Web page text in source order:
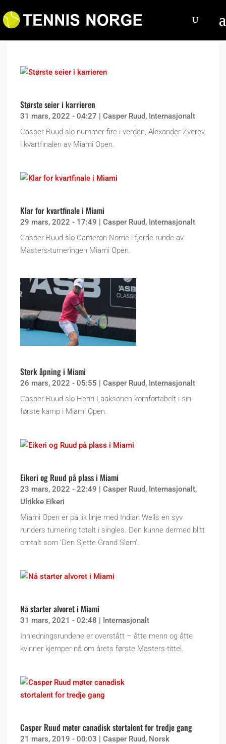
Største seier i karrieren
31 mars, 2022 - 04:27 | Casper Ruud, Internasjonalt
Casper Ruud slo nummer fire i verden, Alexander Zverev,
i kvartfinalen av Miami Open.
Klar for kvartfinale i Miami
29 mars, 2022 - 17:49 | Casper Ruud, Internasjonalt
Casper Ruud slo Cameron Norrie i fjerde runde av
Masters-turneringen Miami Open.
Sterk åpning i Miami
26 mars, 2022 - 05:55 | Casper Ruud, Internasjonalt
Casper Ruud slo Henri Laaksonen komfortabelt i sin
første kamp i Miami Open.
Eikeri og Ruud på plass i Miami
23 mars, 2022 - 22:49 | Casper Ruud, Internasjonalt,
Ulrikke Eikeri
Miami Open er på lik linje med Indian Wells en syv
runders turnering totalt i singles. Den kunne dermed blitt
omtalt som ‘Den Sjette Grand Slam’.
Nå starter alvoret i Miami
31 mars, 2021 - 02:48 | Internasjonalt
Innledningsrundene er overstått – åtte menn og åtte
kvinner kjemper nå om årets første Masters-tittel.
Casper Ruud møter canadisk stortalent for tredje gang
21 mars, 2019 - 00:03 | Casper Ruud, Norsk